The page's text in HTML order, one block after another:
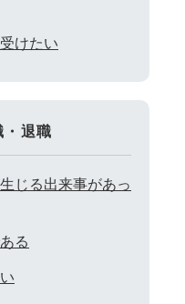
けたい
・退職
じる出来事があっ
る